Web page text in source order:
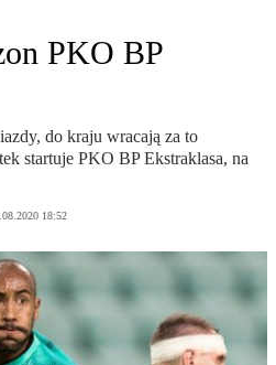
PKO BP
do kraju wracają za to
startuje PKO BP Ekstraklasa, na
18:52